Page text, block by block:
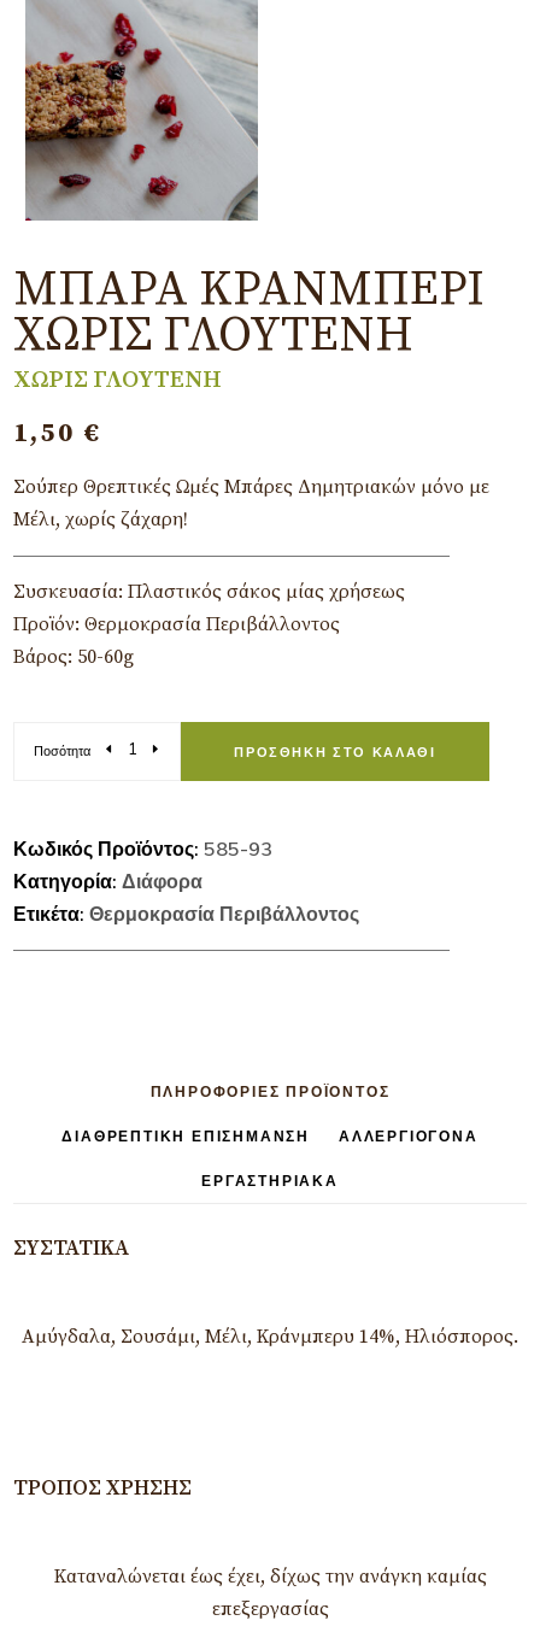
ΜΠΆΡΑ ΚΡΆΝΜΠΕΡΙ
ΧΩΡΊΣ ΓΛΟΥΤΈΝΗ
ΧΩΡΙΣ ΓΛΟΥΤΕΝΗ
1,50 €
Σούπερ Θρεπτικές Ωμές Μπάρες Δημητριακών μόνο με
Μέλι, χωρίς ζάχαρη!
Συσκευασία: Πλαστικός σάκος μίας χρήσεως
Προϊόν: Θερμοκρασία Περιβάλλοντος
Βάρος: 50-60g
Ποσότητα ΠΡΟΣΘΉΚΗ ΣΤΟ ΚΑΛΆΘΙ
Κωδικός Προϊόντος:585-93
Κατηγορία:Διάφορα
Ετικέτα:Θερμοκρασία Περιβάλλοντος
ΠΛΗΡΟΦΟΡΊΕΣ ΠΡΟΪΟΝΤΟΣ
ΔΙΑΘΡΕΠΤΙΚΉ ΕΠΙΣΉΜΑΝΣΗ ΑΛΛΕΡΓΙΟΓΌΝΑ
ΕΡΓΑΣΤΗΡΙΑΚΆ
ΣΥΣΤΑΤΙΚΆ
Αμύγδαλα, Σουσάμι, Μέλι, Κράνμπερυ 14%, Ηλιόσπορος.
ΤΡΌΠΟΣ ΧΡΉΣΗΣ
Καταναλώνεται έως έχει, δίχως την ανάγκη καμίας
επεξεργασίας